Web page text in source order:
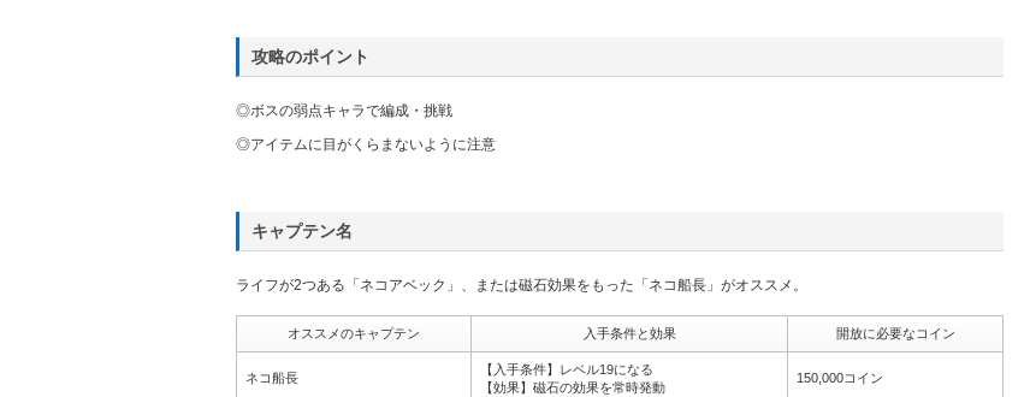
攻略のポイント
◎ボスの弱点キャラで編成・挑戦
◎アイテムに目がくらまないように注意
キャプテン名
ライフが2つある「ネコアベック」、または磁石効果をもった「ネコ船長」がオススメ。
オススメのキャプテン 入手条件と効果 開放に必要なコイン
ネコ船長
【入手条件】レベル19になる
【効果】磁石の効果を常時発動
150,000コイン